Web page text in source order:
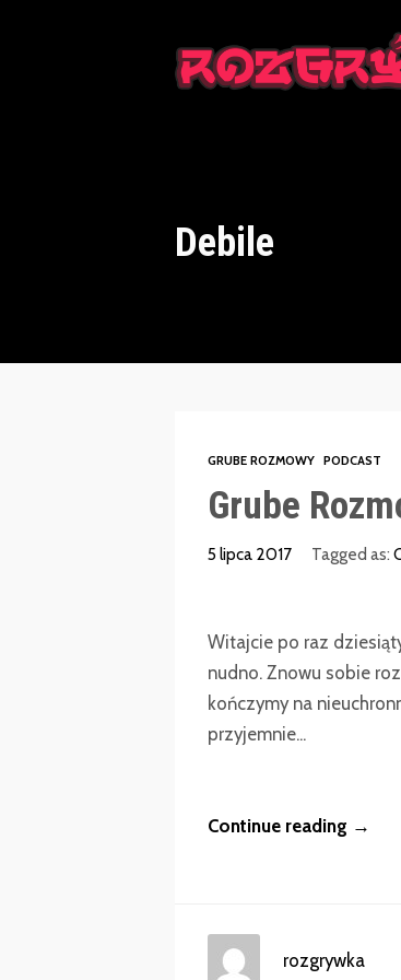
Debile
GRUBE ROZMOWY PODCAST
Grube
5 lipca 2017 Tagged as:
Witajcie po raz
nudno. Znowu sobie
kończymy na
przyjemnie...
Continue reading →
rozgrywka